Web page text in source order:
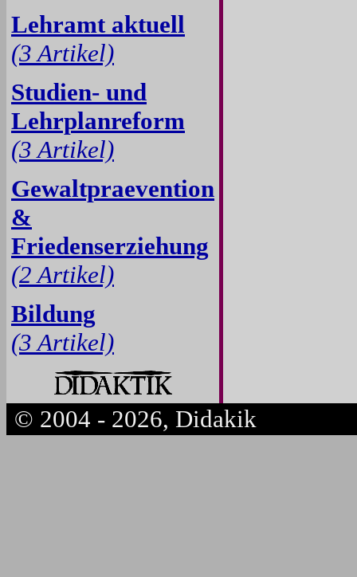
Lehramt aktuell
(3 Artikel)
Studien- und
Lehrplanreform
(3 Artikel)
Gewaltpraevention
&
Friedenserziehung
(2 Artikel)
Bildung
(3 Artikel)
© 2004 - 2026, Didakik